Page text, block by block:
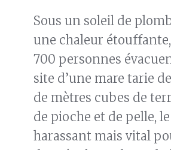
Sous un soleil de
une chaleur
700 personnes
site d’une mare tarie
de mètres cubes de
de pioche et de pelle,
harassant mais vital